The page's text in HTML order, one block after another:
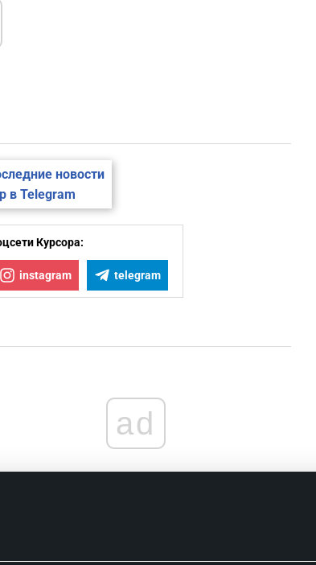
новости
в Telegram
Курсора:
instagram telegram
ad